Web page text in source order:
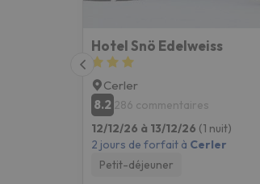
Hotel Snö Edelweiss
Cerler
8.2 286 commentaires
12/12/26 à 13/12/26 (1 nuit)
2 jours de forfait à Cerler
Petit-déjeuner